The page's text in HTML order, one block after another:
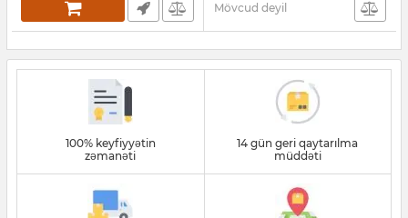
Mövcud deyil
100% keyfiyyətin
zəmanəti
14 gün geri qaytarılma
müddəti